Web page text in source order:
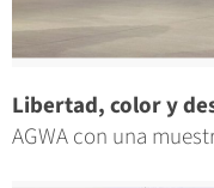
Libertad, color y
AGWA con una